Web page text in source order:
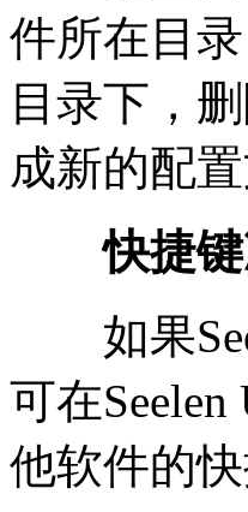
件所在目录
目录下，
成新的配置
快捷键
如果
可在
他软件的快